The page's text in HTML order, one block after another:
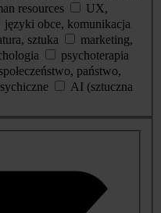
resources
UX,
języki obce, komunikacja
sztuka
marketing,
psychoterapia
społeczeństwo, państwo,
AI (sztuczna